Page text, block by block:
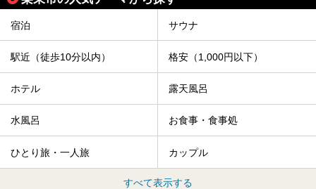
宿泊 サウナ
駅近（徒歩10分以内） 格安（1,000円以下）
ホテル 露天風呂
水風呂 お食事・食事処
ひとり旅・一人旅 カップル
すべて表示する